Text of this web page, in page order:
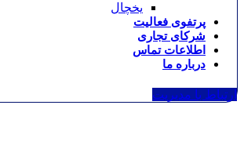
یخچال
پرتفوی فعالیت
شرکای تجاری
اطلاعات تماس
درباره ما
ارتباط با مدیریت